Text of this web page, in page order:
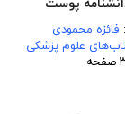
پوست
فائزه محمودی
علوم پزشکی